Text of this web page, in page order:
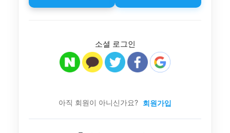
소셜 로그인
아직 회원이 아니신가요? 회원가입